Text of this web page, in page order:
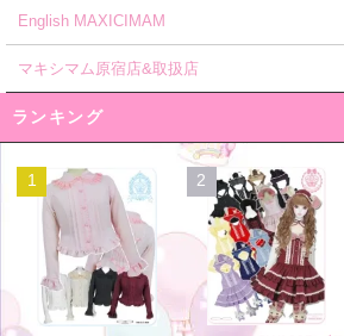
English MAXICIMAM
マキシマム原宿店&取扱店
ランキング
1 2